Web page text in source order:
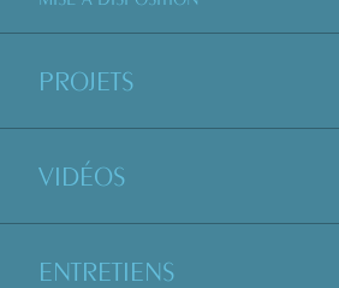
PROJETS
VIDÉOS
ENTRETIENS